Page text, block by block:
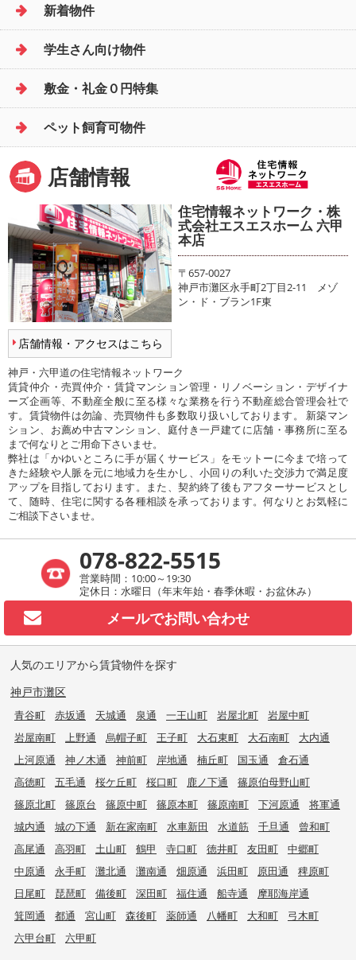
新着物件
学生さん向け物件
敷金・礼金０円特集
ペット飼育可物件
店舗情報
店舗情報・アクセスはこちら
住宅情報ネットワーク・株
式会社エスエスホーム 六甲
本店
〒657-0027
神戸市灘区永手町2丁目2-11 メゾ
ン・ド・ブラン1F東
神戸・六甲道の住宅情報ネットワーク
賃貸仲介・売買仲介・賃貸マンション管理・リノベーション・デザイナ
ーズ企画等、不動産全般に至る様々な業務を行う不動産総合管理会社で
す。賃貸物件は勿論、売買物件も多数取り扱いしております。 新築マン
ション、お薦め中古マンション、庭付き一戸建てに店舗・事務所に至る
まで何なりとご用命下さいませ。
弊社は「かゆいところに手が届くサービス」をモットーに今まで培って
きた経験や人脈を元に地域力を生かし、小回りの利いた交渉力で満足度
アップを目指しております。また、契約終了後もアフターサービスとし
て、随時、住宅に関する各種相談を承っております。何なりとお気軽に
ご相談下さいませ。
078-822-5515
営業時間：10:00～19:30
定休日：水曜日（年末年始・春季休暇・お盆休み）
メールでお問い合わせ
人気のエリアから賃貸物件を探す
神戸市灘区
青谷町 赤坂通 天城通 泉通 一王山町 岩屋北町
岩屋中町
岩屋南町
上野通 烏帽子町 王子町 大石東町 大石南町
大内通
上河原通
神ノ木通 神前町 岸地通 楠丘町 国玉通
倉石通
高徳町
五毛通 桜ケ丘町 桜口町 鹿ノ下通
篠原伯母野山町
篠原北町
篠原台 篠原中町 篠原本町 篠原南町 下河原通
将軍通
城内通
城の下通 新在家南町 水車新田 水道筋 千旦通
曾和町
高尾通
高羽町 土山町 鶴甲 寺口町 徳井町 友田町
中郷町
中原通
永手町 灘北通 灘南通 畑原通 浜田町 原田通
稗原町
日尾町
琵琶町 備後町 深田町 福住通 船寺通
摩耶海岸通
箕岡通
都通 宮山町 森後町 薬師通 八幡町 大和町
弓木町
六甲台町
六甲町